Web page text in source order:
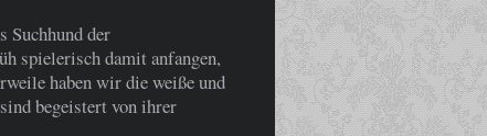
Suchhund der
spielerisch damit anfangen,
haben wir die weiße und
begeistert von ihrer